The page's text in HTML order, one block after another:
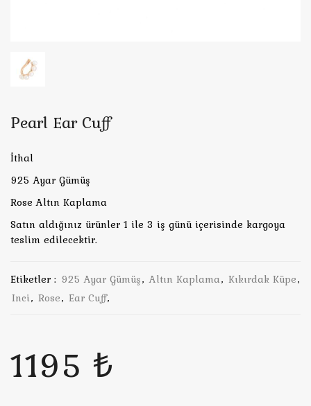
Pearl Ear Cuff
İthal
925 Ayar Gümüş
Rose Altın Kaplama
Satın aldığınız ürünler 1 ile 3 iş günü içerisinde kargoya
teslim edilecektir.
Etiketler : 925 Ayar Gümüş, Altın Kaplama, Kıkırdak Küpe,
Inci, Rose, Ear Cuff,
1195 ₺